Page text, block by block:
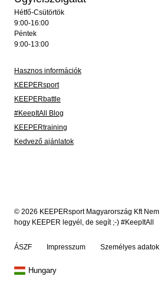
Hétfő-Csütörtök
9:00-16:00
Péntek
9:00-13:00
Hasznos információk
KEEPERsport
KEEPERbattle
#KeepItAll Blog
KEEPERtraining
Kedvező ajánlatok
© 2026 KEEPERsport Magyarország Kft
hogy KEEPER legyél, de segít ;-) #KeepItAll
ÁSZF Impresszum Személyes adatok
Hungary